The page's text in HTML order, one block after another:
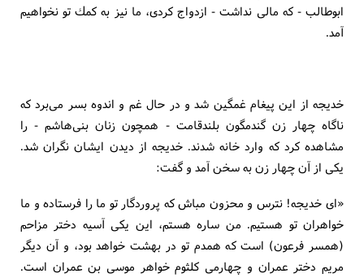
ابوطالب - كه مالی نداشت - ازدواج كردی، ما نیز به كمك تو نخواهیم
آمد.
خدیجه از این پیغام غمگین شد و در حال غم و اندوه بسر می‌برد كه
ناگاه چهار زن گندمگون بلندقامت - همچون زنان بنی‌هاشم - را
مشاهده كرد كه وارد خانه شدند. خدیجه از دیدن ایشان نگران شد.
یكی از آن چهار زن به سخن آمد و گفت:
«ای خدیجه! نترس و محزون مباش كه پروردگار تو ما را فرستاده و ما
خواهران تو هستیم. من ساره هستم، این یكی آسیه دختر مزاحم
(همسر فرعون) است كه همدم تو در بهشت خواهد بود، و آن دیگر
مریم دختر عمران و چهارمی كلثوم خواهر موسی بن عمران است.